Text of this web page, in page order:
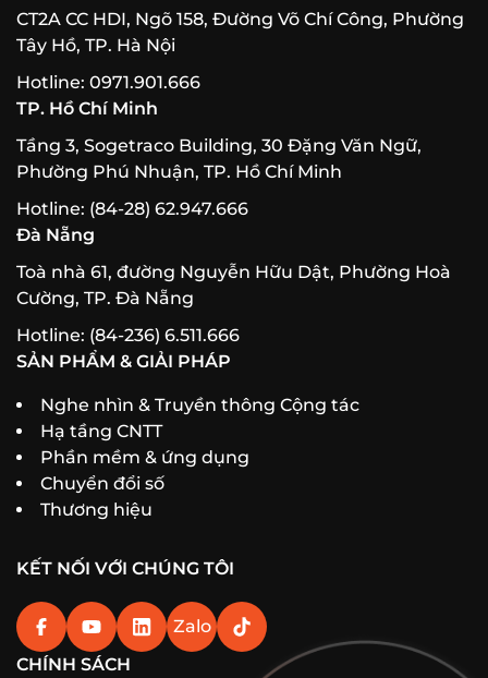
CT2A CC HDI, Ngõ 158, Đường Võ Chí Công, Phường
Tây Hồ, TP. Hà Nội
Hotline: 0971.901.666
TP. Hồ Chí Minh
Tầng 3, Sogetraco Building, 30 Đặng Văn Ngữ,
Phường Phú Nhuận, TP. Hồ Chí Minh
Hotline: (84-28) 62.947.666
Đà Nẵng
Toà nhà 61, đường Nguyễn Hữu Dật, Phường Hoà
Cường, TP. Đà Nẵng
Hotline: (84-236) 6.511.666
SẢN PHẨM & GIẢI PHÁP
Nghe nhìn & Truyền thông Cộng tác
Hạ tầng CNTT
Phần mềm & ứng dụng
Chuyển đổi số
Thương hiệu
KẾT NỐI VỚI CHÚNG TÔI
Zalo
CHÍNH SÁCH